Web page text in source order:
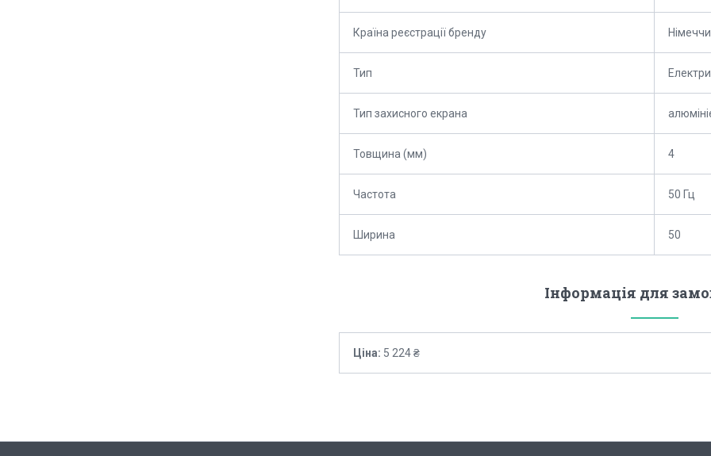
Країна реєстрації бренду
Тип
Тип захисного екрана
Товщина (мм) 4
Частота 50 Гц
Ширина 50
Інформація для
Ціна: 5 224 ₴